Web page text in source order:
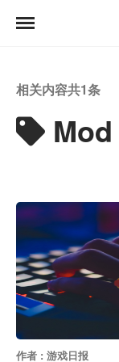
相关内容共1条
Mod
作者 : 游戏日报